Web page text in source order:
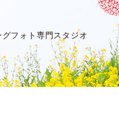
フォト専門スタジオ